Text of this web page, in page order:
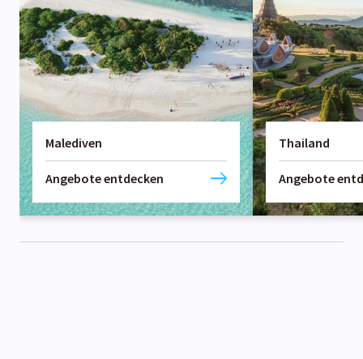
Malediven
Angebote entdecken
Thailand
Angebote